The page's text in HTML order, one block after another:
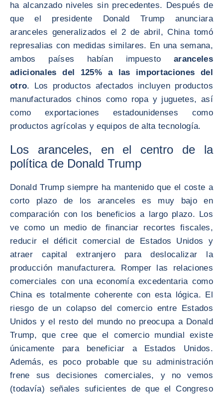
ha alcanzado niveles sin precedentes. Después de
que el presidente Donald Trump anunciara
aranceles generalizados el 2 de abril, China tomó
represalias con medidas similares. En una semana,
ambos países habían impuesto aranceles
adicionales del 125% a las importaciones del
otro. Los productos afectados incluyen productos
manufacturados chinos como ropa y juguetes, así
como exportaciones estadounidenses como
productos agrícolas y equipos de alta tecnología.
Los aranceles, en el centro de la
política de Donald Trump
Donald Trump siempre ha mantenido que el coste a
corto plazo de los aranceles es muy bajo en
comparación con los beneficios a largo plazo. Los
ve como un medio de financiar recortes fiscales,
reducir el déficit comercial de Estados Unidos y
atraer capital extranjero para deslocalizar la
producción manufacturera. Romper las relaciones
comerciales con una economía excedentaria como
China es totalmente coherente con esta lógica. El
riesgo de un colapso del comercio entre Estados
Unidos y el resto del mundo no preocupa a Donald
Trump, que cree que el comercio mundial existe
únicamente para beneficiar a Estados Unidos.
Además, es poco probable que su administración
frene sus decisiones comerciales, y no vemos
(todavía) señales suficientes de que el Congreso